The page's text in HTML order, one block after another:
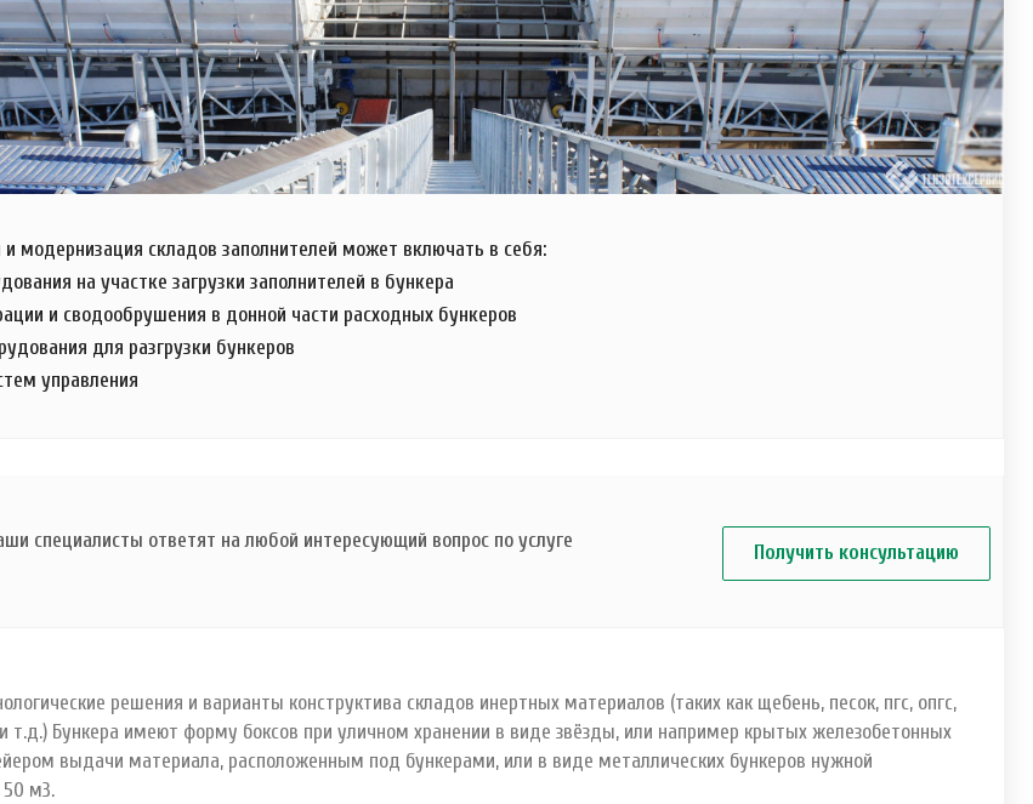
и модернизация складов заполнителей может включать в себя:
на участке загрузки заполнителей в бункера
и сводообрушения в донной части расходных бункеров
для разгрузки бункеров
управления
специалисты ответят на любой интересующий вопрос по услуге
Получить консультацию
решения и варианты конструктива складов инертных материалов (таких как щебень, песок, пгс, опгс,
т.д.) Бункера имеют форму боксов при уличном хранении в виде звёзды, или например крытых железобетонных
выдачи материала, расположенным под бункерами, или в виде металлических бункеров нужной
м3.